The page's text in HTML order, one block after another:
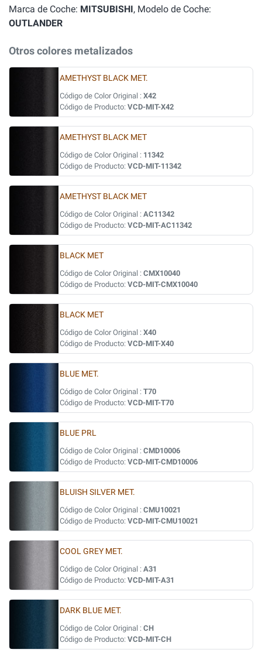
Marca de Coche: MITSUBISHI, Modelo de Coche:
OUTLANDER
Otros colores metalizados
AMETHYST BLACK MET.
Código de Color Original : X42
Código de Producto: VCD-MIT-X42
AMETHYST BLACK MET
Código de Color Original : 11342
Código de Producto: VCD-MIT-11342
AMETHYST BLACK MET
Código de Color Original : AC11342
Código de Producto: VCD-MIT-AC11342
BLACK MET
Código de Color Original : CMX10040
Código de Producto: VCD-MIT-CMX10040
BLACK MET
Código de Color Original : X40
Código de Producto: VCD-MIT-X40
BLUE MET.
Código de Color Original : T70
Código de Producto: VCD-MIT-T70
BLUE PRL
Código de Color Original : CMD10006
Código de Producto: VCD-MIT-CMD10006
BLUISH SILVER MET.
Código de Color Original : CMU10021
Código de Producto: VCD-MIT-CMU10021
COOL GREY MET.
Código de Color Original : A31
Código de Producto: VCD-MIT-A31
DARK BLUE MET.
Código de Color Original : CH
Código de Producto: VCD-MIT-CH